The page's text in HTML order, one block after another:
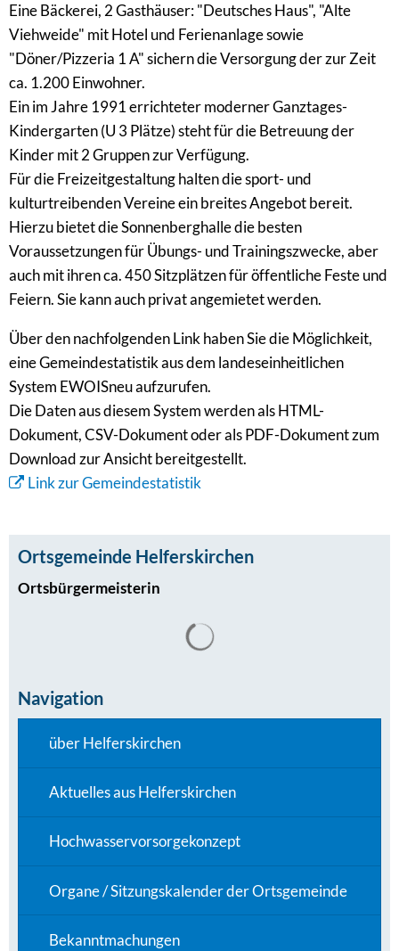
Eine Bäckerei, 2 Gasthäuser: "Deutsches Haus", "Alte
Viehweide" mit Hotel und Ferienanlage sowie
"Döner/Pizzeria 1 A" sichern die Versorgung der zur Zeit
ca. 1.200 Einwohner.
Ein im Jahre 1991 errichteter moderner Ganztages-
Kindergarten (U 3 Plätze) steht für die Betreuung der
Kinder mit 2 Gruppen zur Verfügung.
Für die Freizeitgestaltung halten die sport- und
kulturtreibenden Vereine ein breites Angebot bereit.
Hierzu bietet die Sonnenberghalle die besten
Voraussetzungen für Übungs- und Trainingszwecke, aber
auch mit ihren ca. 450 Sitzplätzen für öffentliche Feste und
Feiern. Sie kann auch privat angemietet werden.
Über den nachfolgenden Link haben Sie die Möglichkeit,
eine Gemeindestatistik aus dem landeseinheitlichen
System EWOISneu aufzurufen.
Die Daten aus diesem System werden als HTML-
Dokument, CSV-Dokument oder als PDF-Dokument zum
Download zur Ansicht bereitgestellt.
Link zur Gemeindestatistik
Ortsgemeinde Helferskirchen
Ortsbürgermeisterin
Navigation
über Helferskirchen
Aktuelles aus Helferskirchen
Hochwasservorsorgekonzept
Organe / Sitzungskalender der Ortsgemeinde
Bekanntmachungen